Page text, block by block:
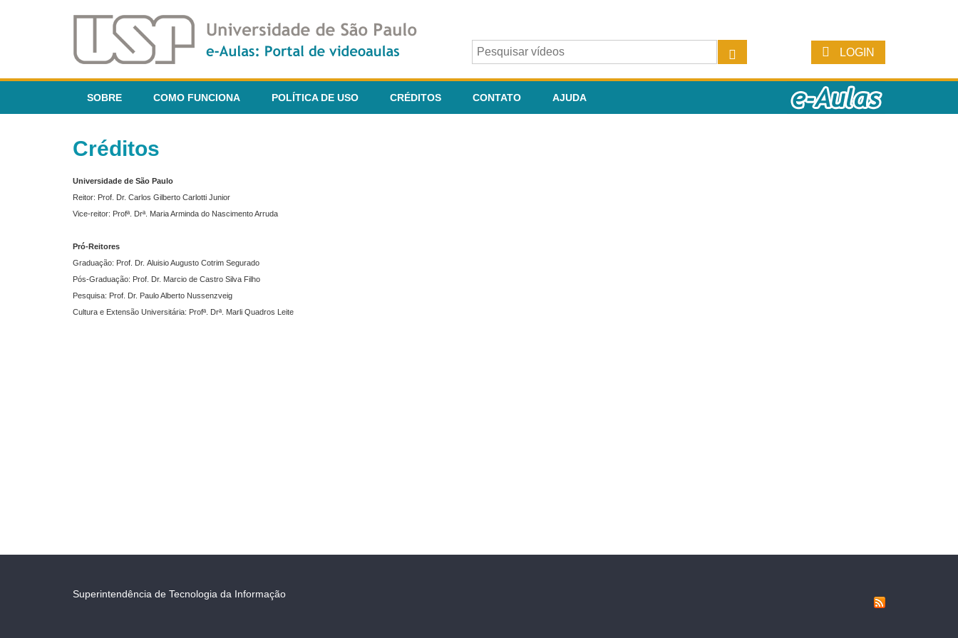
LOGIN
SOBRE COMO FUNCIONA POLÍTICA DE USO CRÉDITOS CONTATO AJUDA
Créditos
Universidade de São Paulo
Reitor: Prof. Dr. Carlos Gilberto Carlotti Junior
Vice-reitor: Profª. Drª. Maria Arminda do Nascimento Arruda
Pró-Reitores
Graduação: Prof. Dr. Aluisio Augusto Cotrim Segurado
Pós-Graduação: Prof. Dr. Marcio de Castro Silva Filho
Pesquisa: Prof. Dr. Paulo Alberto Nussenzveig
Cultura e Extensão Universitária: Profª. Drª. Marli Quadros Leite
Superintendência de Tecnologia da Informação